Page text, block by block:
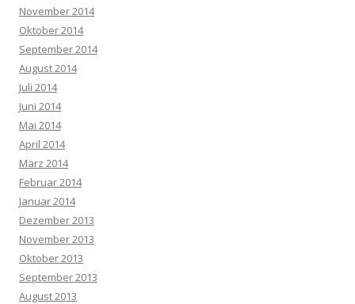
November 2014
Oktober 2014
September 2014
August 2014
Juli 2014
Juni 2014
Mai 2014
April 2014
März 2014
Februar 2014
Januar 2014
Dezember 2013
November 2013
Oktober 2013
September 2013
August 2013